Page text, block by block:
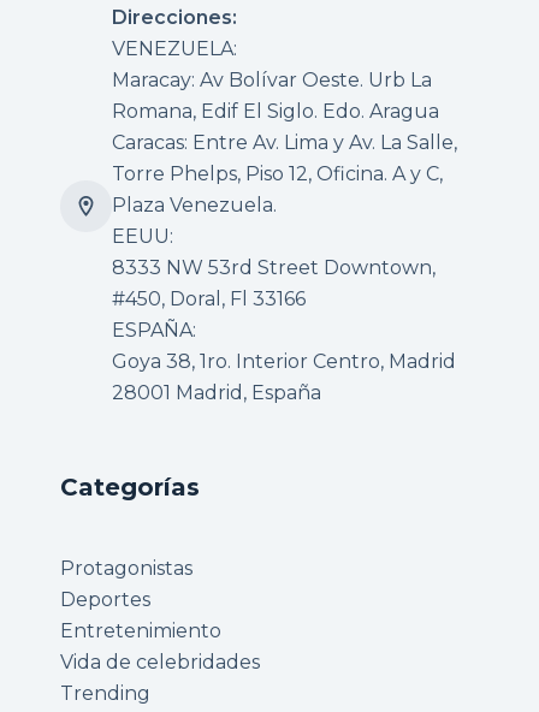
Direcciones:
VENEZUELA:
Maracay: Av Bolívar Oeste. Urb La
Romana, Edif El Siglo. Edo. Aragua
Caracas: Entre Av. Lima y Av. La Salle,
Torre Phelps, Piso 12, Oficina. A y C,
Plaza Venezuela.
EEUU:
8333 NW 53rd Street Downtown,
#450, Doral, Fl 33166
ESPAÑA:
Goya 38, 1ro. Interior Centro, Madrid
28001 Madrid, España
Categorías
Protagonistas
Deportes
Entretenimiento
Vida de celebridades
Trending